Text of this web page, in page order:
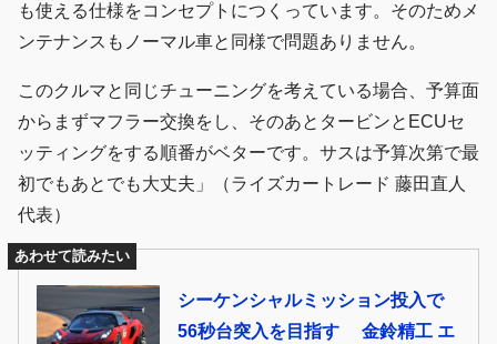
も使える仕様をコンセプトにつくっています。そのためメ
ンテナンスもノーマル車と同様で問題ありません。
このクルマと同じチューニングを考えている場合、予算面
からまずマフラー交換をし、そのあとタービンとECUセ
ッティングをする順番がベターです。サスは予算次第で最
初でもあとでも大丈夫」（ライズカートレード 藤田直人
代表）
あわせて読みたい
シーケンシャルミッション投入で
56秒台突入を目指す 金鈴精工 エ